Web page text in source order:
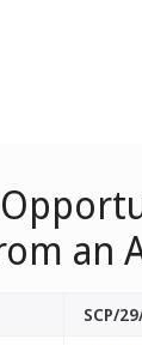
an
SCP/